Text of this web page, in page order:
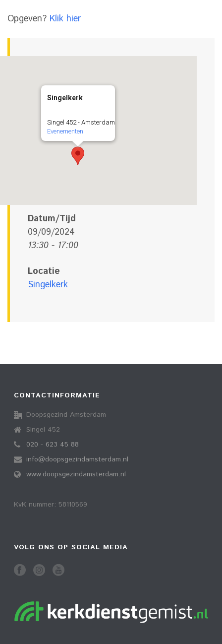
Opgeven? Klik hier
Singelkerk
Singel 452 - Amsterdam
Evenementen
Datum/Tijd
09/09/2024
13:30 - 17:00
Locatie
Singelkerk
CONTACTINFORMATIE
Doopsgezind Amsterdam
Singel 452
020 - 623 45 88
info@doopsgezindamsterdam.nl
www.doopsgezindamsterdam.nl
KvK nummer: 58110569
VOLG ONS OP SOCIAL MEDIA